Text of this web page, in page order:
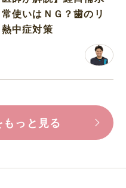
使いはＮＧ？歯のリ
中症対策
っと見る